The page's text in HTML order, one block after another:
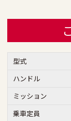
型式
ハンドル
ミッション
乗車定員